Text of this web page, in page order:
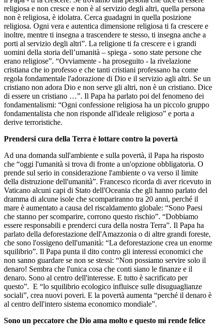
religiosa e non cresce e non è al servizio degli altri, quella persona
non è religiosa, è idolatra. Cerca guadagni in quella posizione
religiosa. Ogni vera e autentica dimensione religiosa ti fa crescere e
inoltre, mentre ti insegna a trascendere te stesso, ti insegna anche a
porti al servizio degli altri”. La religione ti fa crescere e i grandi
uomini della storia dell’umanità – spiega - sono state persone che
erano religiose”. “Ovviamente - ha proseguito - la rivelazione
cristiana che io professo e che tanti cristiani professano ha come
regola fondamentale l'adorazione di Dio e il servizio agli altri. Se un
cristiano non adora Dio e non serve gli altri, non è un cristiano. Dice
di essere un cristiano …”. Il Papa ha parlato poi del fenomeno dei
fondamentalismi: “Ogni confessione religiosa ha un piccolo gruppo
fondamentalista che non risponde all'ideale religioso” e porta a
derive terroristiche.
Prendersi cura della Terra è lottare contro la povertà
Ad una domanda sull'ambiente e sulla povertà, il Papa ha risposto
che “oggi l'umanità si trova di fronte a un'opzione obbligatoria. O
prende sul serio in considerazione l'ambiente o va verso il limite
della distruzione dell'umanità”. Francesco ricorda di aver ricevuto in
Vaticano alcuni capi di Stato dell'Oceania che gli hanno parlato del
dramma di alcune isole che scompariranno tra 20 anni, perché il
mare è aumentato a causa del riscaldamento globale: “Sono Paesi
che stanno per scomparire, corrono questo rischio”. “Dobbiamo
essere responsabili e prenderci cura della nostra Terra”. Il Papa ha
parlato della deforestazione dell'Amazzonia o di altre grandi foreste,
che sono l'ossigeno dell'umanità: “La deforestazione crea un enorme
squilibrio”. Il Papa punta il dito contro gli interessi economici che
non sanno guardare se non se stessi: “Non possiamo servire solo il
denaro! Sembra che l'unica cosa che conti siano le finanze e il
denaro. Sono al centro dell'interesse. E tutto è sacrificato per
questo”. E “lo squilibrio ecologico influisce sulle disuguaglianze
sociali”, crea nuovi poveri. E la povertà aumenta “perché il denaro è
al centro dell'intero sistema economico mondiale”.
Sono un peccatore che Dio ama molto e questo mi rende felice